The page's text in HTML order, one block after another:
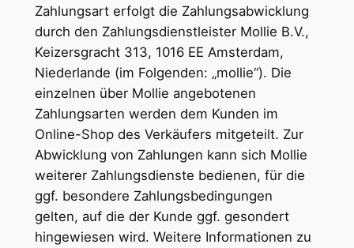
Zahlungsart erfolgt die Zahlungsabwicklung
durch den Zahlungsdienstleister Mollie B.V.,
Keizersgracht 313, 1016 EE Amsterdam,
Niederlande (im Folgenden: „mollie“). Die
einzelnen über Mollie angebotenen
Zahlungsarten werden dem Kunden im
Online-Shop des Verkäufers mitgeteilt. Zur
Abwicklung von Zahlungen kann sich Mollie
weiterer Zahlungsdienste bedienen, für die
ggf. besondere Zahlungsbedingungen
gelten, auf die der Kunde ggf. gesondert
hingewiesen wird. Weitere Informationen zu